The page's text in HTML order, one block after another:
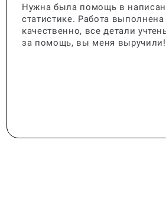
Нужна была помощь в
статистике. Работа выполнена
качественно, все детали
за помощь, вы меня выручили!